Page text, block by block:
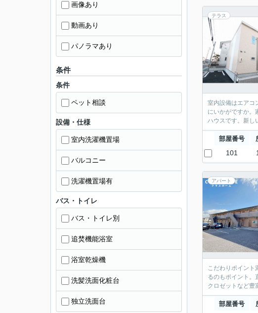
テラス
室内設備はエアコ
にいかがですか。
ハウスです。新し
部屋番号
101
アパート
こだわりポイン
るのもポイント。
クロゼットなど豊
部屋番号
画像あり
動画あり
パノラマあり
条件
条件
ペット相談
設備・仕様
室内洗濯機置場
バルコニー
洗濯機置場有
バス・トイレ
バス・トイレ別
追焚機能浴室
浴室乾燥機
洗髪洗面化粧台
独立洗面台